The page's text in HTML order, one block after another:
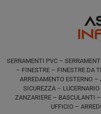
SERRAMENTI PVC –
– FINESTRE – FINESTRE DA
ARREDAMENTO ESTERNO
SICUREZZA –
ZANZARIERE – BASCULANTI
UFFICIO –